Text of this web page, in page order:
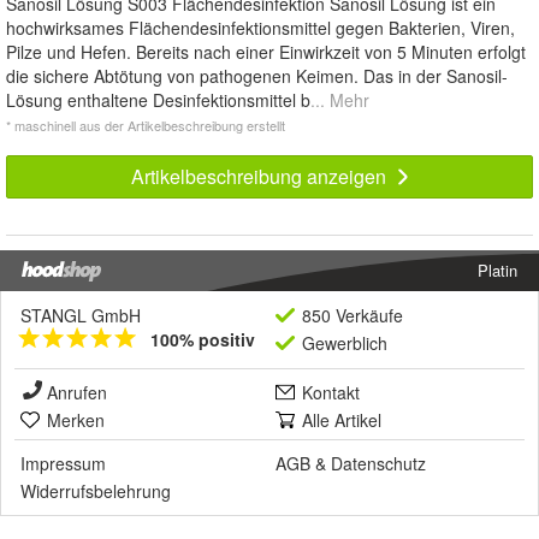
hochwirksames Flächendesinfektionsmittel gegen Bakterien, Viren,
Pilze und Hefen. Bereits nach einer Einwirkzeit von 5 Minuten erfolgt
die sichere Abtötung von pathogenen Keimen. Das in der Sanosil-
Lösung enthaltene Desinfektionsmittel b... Mehr
* maschinell aus der Artikelbeschreibung erstellt
Artikelbeschreibung anzeigen
Platin
STANGL GmbH
100% positiv
850 Verkäufe
Gewerblich
Anrufen
Kontakt
Merken
Alle Artikel
Impressum
AGB & Datenschutz
Widerrufsbelehrung